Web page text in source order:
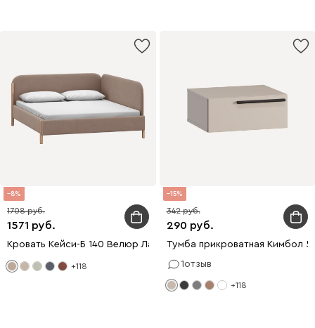
8
1571
1708
Кровать Кейси-Б 140 Велюр Латте
+118
15
290
342
Тумба прикроватная Кимбол
1отзыв
+118